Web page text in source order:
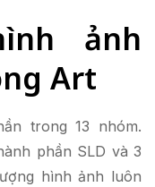
ảnh
Art
trong 13 nhóm.
phần SLD và 3
hình ảnh luôn